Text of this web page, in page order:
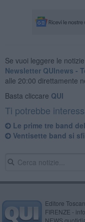
Se vuoi leggere le
Newsletter QUInews -
alle 20:00 direttamente
Basta cliccare QUI
Ti potrebbe
Le prime tre band
Ventisette band si
Editore
FIRENZE -
NEWS